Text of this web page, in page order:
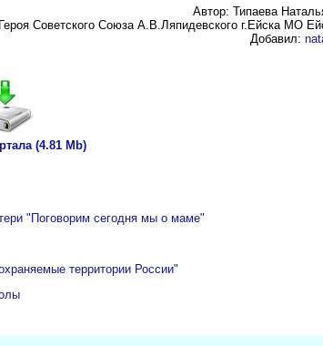
Автор: Типаева
Советского Союза А.В.Ляпидевского г.Ейска МО
Добавил:
(4.81 Mb)
"Поговорим сегодня мы о маме"
территории России"